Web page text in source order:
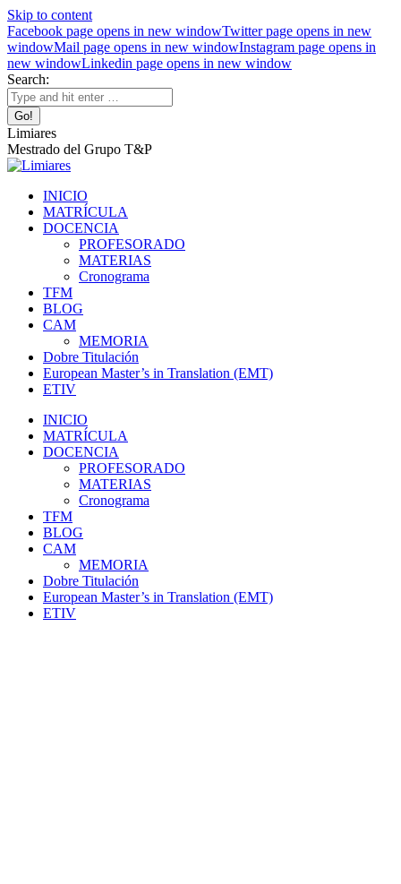
Skip to content
Facebook page opens in new windowTwitter page opens in new
windowMail page opens in new windowInstagram page opens in
new windowLinkedin page opens in new window
Search:
Limiares
Mestrado del Grupo T&P
INICIO
MATRÍCULA
DOCENCIA
PROFESORADO
MATERIAS
Cronograma
TFM
BLOG
CAM
MEMORIA
Dobre Titulación
European Master’s in Translation (EMT)
ETIV
INICIO
MATRÍCULA
DOCENCIA
PROFESORADO
MATERIAS
Cronograma
TFM
BLOG
CAM
MEMORIA
Dobre Titulación
European Master’s in Translation (EMT)
ETIV